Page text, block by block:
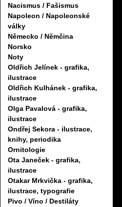
Nacismus / Fašismus
Napoleon / Napoleonské
války
Německo / Němčina
Norsko
Noty
Oldřich Jelínek - grafika,
ilustrace
Oldřich Kulhánek - grafika,
ilustrace
Olga Pavalová - grafika,
ilustrace
Ondřej Sekora - ilustrace,
knihy, periodika
Ornitologie
Ota Janeček - grafika,
ilustrace
Otakar Mrkvička - grafika,
ilustrace, typografie
Pivo / Víno / Destiláty